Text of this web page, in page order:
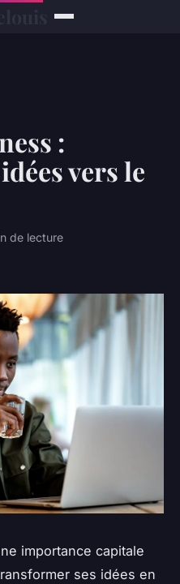
:
vers le
de lecture
importance capitale
ses idées en